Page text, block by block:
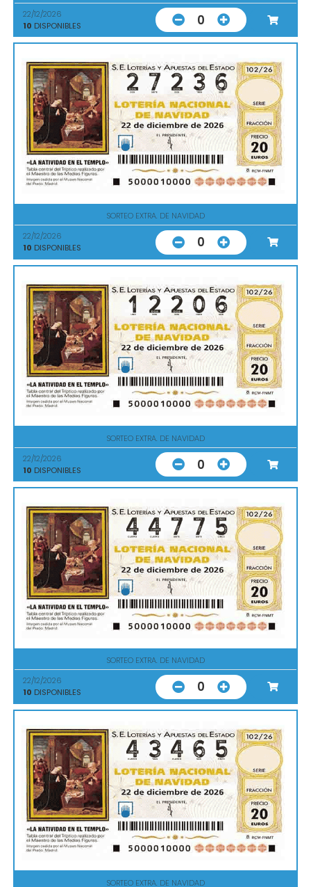
22/12/2026
10 DISPONIBLES 0
SORTEO EXTRA. DE NAVIDAD
22/12/2026
10 DISPONIBLES 0
SORTEO EXTRA. DE NAVIDAD
22/12/2026
10 DISPONIBLES 0
SORTEO EXTRA. DE NAVIDAD
22/12/2026
10 DISPONIBLES 0
SORTEO EXTRA. DE NAVIDAD